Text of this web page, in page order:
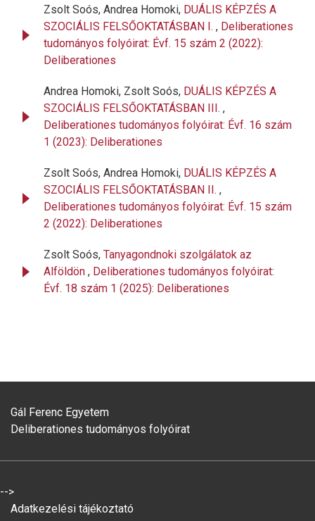
Zsolt Soós, Andrea Homoki, DUÁLIS KÉPZÉS A
SZOCIÁLIS FELSŐOKTATÁSBAN I. , Deliberationes
tudományos folyóirat: Évf. 15 szám 2 (2022):
Deliberationes
Andrea Homoki, Zsolt Soós, DUÁLIS KÉPZÉS A
SZOCIÁLIS FELSŐOKTATÁSBAN III. ,
Deliberationes tudományos folyóirat: Évf. 16 szám
1 (2023): Deliberationes
Zsolt Soós, Andrea Homoki, DUÁLIS KÉPZÉS A
SZOCIÁLIS FELSŐOKTATÁSBAN II. ,
Deliberationes tudományos folyóirat: Évf. 15 szám
2 (2022): Deliberationes
Zsolt Soós, Tanyagondnoki szolgálatok az
Alföldön , Deliberationes tudományos folyóirat:
Évf. 18 szám 1 (2025): Deliberationes
Gál Ferenc Egyetem
Deliberationes tudományos folyóirat
-->
Adatkezelési tájékoztató